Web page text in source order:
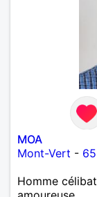
MOA
Mont-Vert -
Homme